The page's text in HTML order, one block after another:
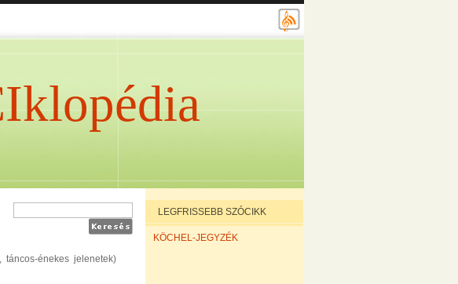
táncos-énekes jelenetek)
LEGFRISSEBB SZÓCIKK
KÖCHEL-JEGYZÉK